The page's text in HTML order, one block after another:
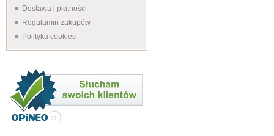
Dostawa i płatności
Regulamin zakupów
Polityka cookies